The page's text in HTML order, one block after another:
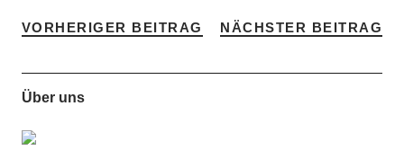
VORHERIGER BEITRAG NÄCHSTER BEITRAG
Über uns